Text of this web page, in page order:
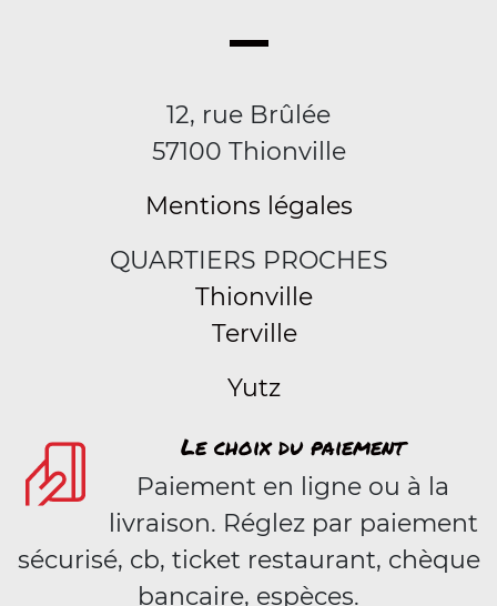
12, rue Brûlée
57100 Thionville
Mentions légales
QUARTIERS PROCHES
Thionville
Terville
Yutz
Le choix du paiement
Paiement en ligne ou à la
livraison. Réglez par paiement
sécurisé, cb, ticket restaurant, chèque
bancaire, espèces.